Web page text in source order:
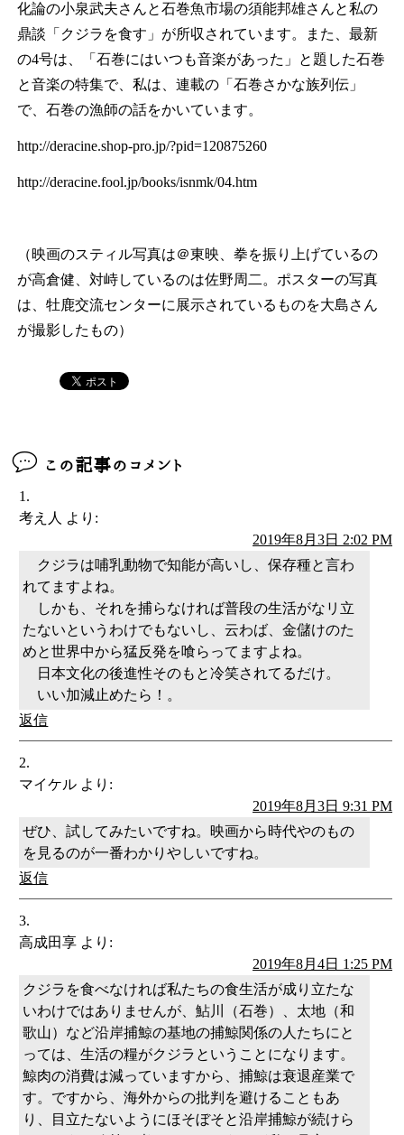
化論の小泉武夫さんと石巻魚市場の須能邦雄さんと私の
鼎談「クジラを食す」が所収されています。また、最新
の4号は、「石巻にはいつも音楽があった」と題した石巻
と音楽の特集で、私は、連載の「石巻さかな族列伝」
で、石巻の漁師の話をかいています。
http://deracine.shop-pro.jp/?pid=120875260
http://deracine.fool.jp/books/isnmk/04.htm
（映画のスティル写真は＠東映、拳を振り上げているの
が高倉健、対峙しているのは佐野周二。ポスターの写真
は、牡鹿交流センターに展示されているものを大島さん
が撮影したもの）
この記事のコメント
考え人 より:
2019年8月3日 2:02 PM
クジラは哺乳動物で知能が高いし、保存種と言わ
れてますよね。
しかも、それを捕らなければ普段の生活がなリ立
たないというわけでもないし、云わば、金儲けのた
めと世界中から猛反発を喰らってますよね。
日本文化の後進性そのもと冷笑されてるだけ。
いい加減止めたら！。
返信
マイケル より:
2019年8月3日 9:31 PM
ぜひ、試してみたいですね。映画から時代やのもの
を見るのが一番わかりやしいですね。
返信
高成田享 より:
2019年8月4日 1:25 PM
クジラを食べなければ私たちの食生活が成り立たな
いわけではありませんが、鮎川（石巻）、太地（和
歌山）など沿岸捕鯨の基地の捕鯨関係の人たちにと
っては、生活の糧がクジラということになります。
鯨肉の消費は減っていますから、捕鯨は衰退産業で
す。ですから、海外からの批判を避けることもあ
り、目立たないようにほそぼそと沿岸捕鯨が続けら